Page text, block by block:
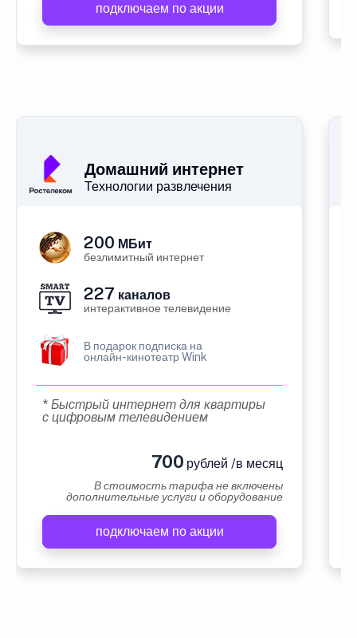
подключаем по акции
Домашний интернет
Технологии развлечения
200 МБит
безлимитный интернет
227 каналов
интерактивное телевидение
В подарок подписка на
онлайн-кинотеатр Wink
* Быстрый интернет для квартиры
с цифровым телевидением
700 рублей /в месяц
В стоимость тарифа не включены
дополнительные услуги и оборудование
подключаем по акции